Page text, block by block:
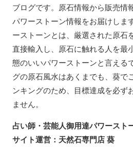
ブログです。原石情報から販売情
パワーストーン情報をお届けしま
ーストーンとは、厳選された原石
直接輸入し、原石に触れる人を最
態のいいパワーストーンと言える
グの原石風水はあくまでも、葵で
ンキングのため、目標達成を必ず
ません。
占い師・芸能人御用達パワースト
サイト運営：天然石専門店 葵